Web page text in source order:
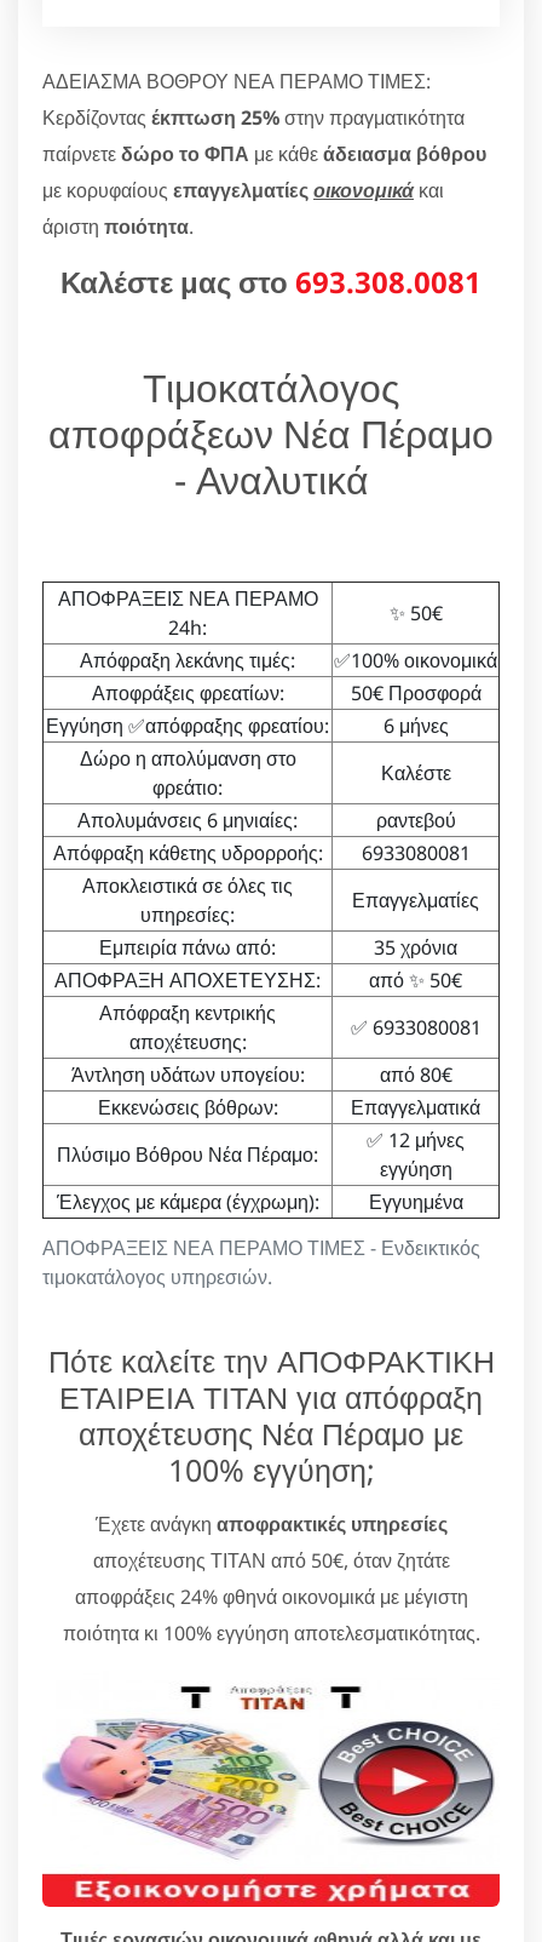
ΑΔΕΙΑΣΜΑ ΒΟΘΡΟΥ ΝΕΑ ΠΕΡΑΜΟ ΤΙΜΕΣ:
Κερδίζοντας έκπτωση 25%στην πραγματικότητα
παίρνετεδώρο το ΦΠΑ με κάθεάδειασμα βόθρου
με κορυφαίους επαγγελματίεςοικονομικάκαι
άριστη ποιότητα.
Καλέστε μας στο 693.308.0081
Τιμοκατάλογος
αποφράξεων Νέα Πέραμο
- Αναλυτικά
ΑΠΟΦΡΑΞΕΙΣ ΝΕΑ ΠΕΡΑΜΟ ΤΙΜΕΣ - Ενδεικτικός
τιμοκατάλογος υπηρεσιών.
ΑΠΟΦΡΑΞΕΙΣ ΝΕΑ ΠΕΡΑΜΟ
24h:
✨ 50€
Απόφραξη λεκάνης τιμές:
✅100% οικονομικά
Αποφράξεις φρεατίων:
50€ Προσφορά
Εγγύηση ✅απόφραξης φρεατίου:
6 μήνες
Δώρο η απολύμανση στο
φρεάτιο:
Καλέστε
Απολυμάνσεις 6 μηνιαίες:
ραντεβού
Απόφραξη κάθετης υδρορροής:
6933080081
Αποκλειστικά σε όλες τις
υπηρεσίες:
Επαγγελματίες
Εμπειρία πάνω από:
35 χρόνια
ΑΠΟΦΡΑΞΗ ΑΠΟΧΕΤΕΥΣΗΣ:
από ✨ 50€
Απόφραξη κεντρικής
αποχέτευσης:
✅ 6933080081
Άντληση υδάτων υπογείου:
από 80€
Εκκενώσεις βόθρων:
Επαγγελματικά
Πλύσιμο Βόθρου Νέα Πέραμο:
✅ 12 μήνες
εγγύηση
Έλεγχος με κάμερα (έγχρωμη):
Εγγυημένα
Πότε καλείτε την ΑΠΟΦΡΑΚΤΙΚΗ
ΕΤΑΙΡΕΙΑ ΤΙΤΑΝ για απόφραξη
αποχέτευσης Νέα Πέραμο με
100% εγγύηση;
Έχετε ανάγκη αποφρακτικές υπηρεσίες
αποχέτευσης ΤΙΤΑΝ από 50€, όταν ζητάτε
αποφράξεις 24% φθηνά οικονομικά με μέγιστη
ποιότητα κι 100% εγγύηση αποτελεσματικότητας.